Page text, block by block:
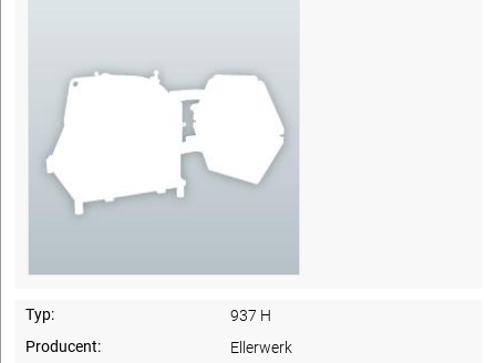
Typ:
937 H
Producent:
Ellerwerk